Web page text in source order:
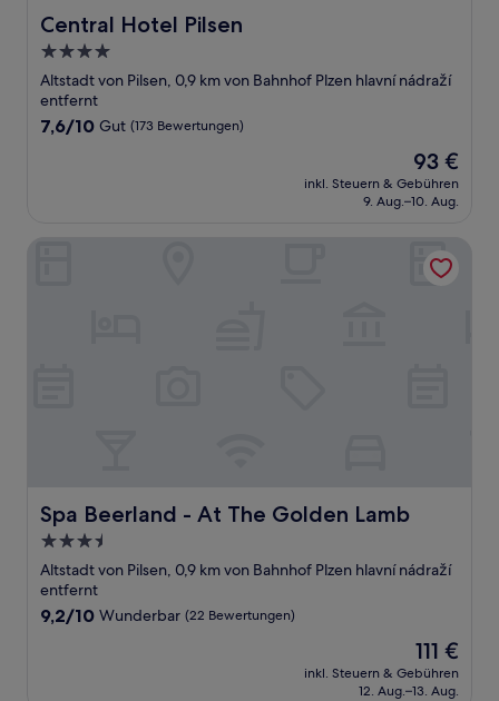
Central Hotel Pilsen
Central Hotel Pilsen
4.0-
Sterne-
Unterkunft
Altstadt von Pilsen, 0,9 km von Bahnhof Plzen hlavní nádraží
entfernt
7.6
7,6/10 Gut (173 Bewertungen)
Der
Preis
beträgt
93 €
inkl. Steuern & Gebühren
9. Aug.–10. Aug.
Spa Beerland - At The Golden Lamb
Spa Beerland - At The Golden Lamb
3.5-
Sterne-
Unterkunft
Altstadt von Pilsen, 0,9 km von Bahnhof Plzen hlavní nádraží
entfernt
9.2
9,2/10 Wunderbar (22 Bewertungen)
Der
Preis
beträgt
111 €
inkl. Steuern & Gebühren
12. Aug.–13. Aug.